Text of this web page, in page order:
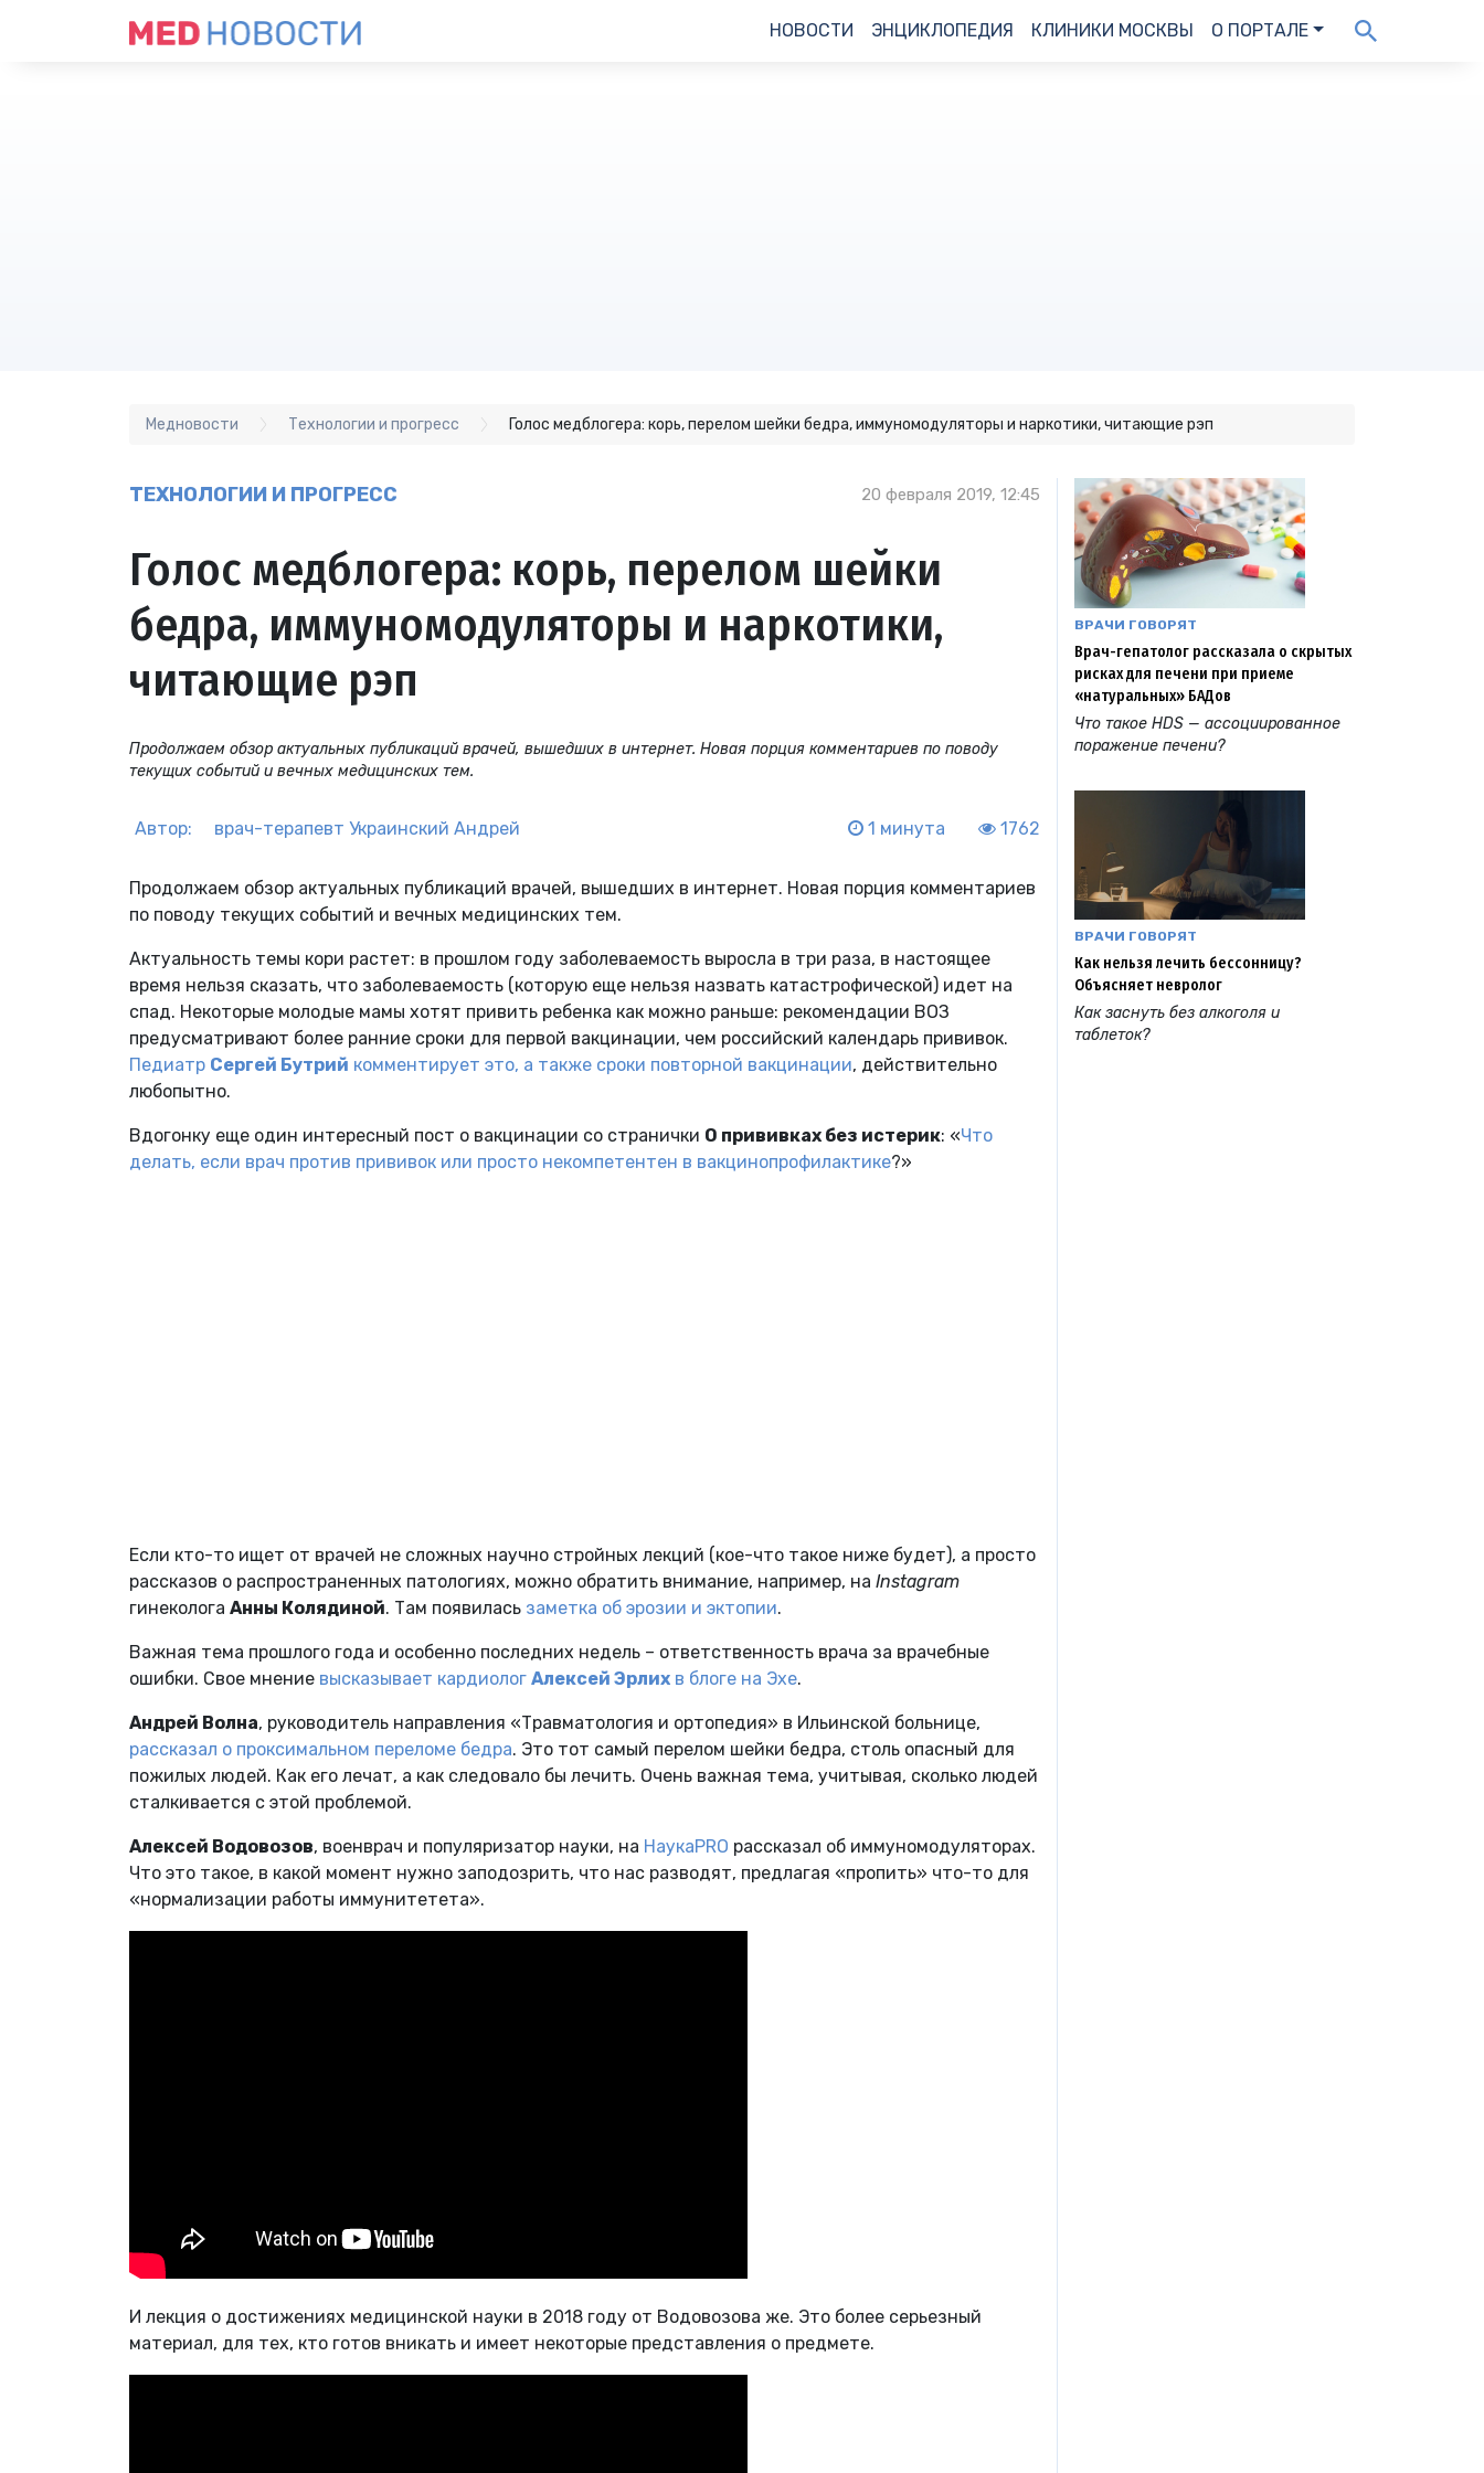
НОВОСТИ ЭНЦИКЛОПЕДИЯ КЛИНИКИ МОСКВЫ О ПОРТАЛЕ
Медновости Технологии и прогресс Голос медблогера: корь, перелом шейки бедра, иммуномодуляторы и наркотики, читающие рэп
ТЕХНОЛОГИИ И ПРОГРЕСС 20 февраля 2019, 12:45
Голос медблогера: корь, перелом шейки
бедра, иммуномодуляторы и наркотики,
читающие рэп
Продолжаем обзор актуальных публикаций врачей, вышедших в интернет. Новая порция комментариев по поводу
текущих событий и вечных медицинских тем.
Автор: врач-терапевт Украинский Андрей 1 минута 1762
Продолжаем обзор актуальных публикаций врачей, вышедших в интернет. Новая порция комментариев
по поводу текущих событий и вечных медицинских тем.
Актуальность темы кори растет: в прошлом году заболеваемость выросла в три раза, в настоящее
время нельзя сказать, что заболеваемость (которую еще нельзя назвать катастрофической) идет на
спад. Некоторые молодые мамы хотят привить ребенка как можно раньше: рекомендации ВОЗ
предусматривают более ранние сроки для первой вакцинации, чем российский календарь прививок.
Педиатр Сергей Бутрий комментирует это, а также сроки повторной вакцинации, действительно
любопытно.
Вдогонку еще один интересный пост о вакцинации со странички О прививках без истерик: «Что
делать, если врач против прививок или просто некомпетентен в вакцинопрофилактике?»
Если кто-то ищет от врачей не сложных научно стройных лекций (кое-что такое ниже будет), а просто
рассказов о распространенных патологиях, можно обратить внимание, например, на Instagram
гинеколога Анны Колядиной. Там появилась заметка об эрозии и эктопии.
Важная тема прошлого года и особенно последних недель – ответственность врача за врачебные
ошибки. Свое мнение высказывает кардиолог Алексей Эрлих в блоге на Эхе.
Андрей Волна, руководитель направления «Травматология и ортопедия» в Ильинской больнице,
рассказал о проксимальном переломе бедра. Это тот самый перелом шейки бедра, столь опасный для
пожилых людей. Как его лечат, а как следовало бы лечить. Очень важная тема, учитывая, сколько людей
сталкивается с этой проблемой.
Алексей Водовозов, военврач и популяризатор науки, на НаукаPRO рассказал об иммуномодуляторах.
Что это такое, в какой момент нужно заподозрить, что нас разводят, предлагая «пропить» что-то для
«нормализации работы иммунитетета».
И лекция о достижениях медицинской науки в 2018 году от Водовозова же. Это более серьезный
материал, для тех, кто готов вникать и имеет некоторые представления о предмете.
ВРАЧИ ГОВОРЯТ
Врач-гепатолог рассказала о скрытых
рисках для печени при приеме
«натуральных» БАДов
Что такое HDS — ассоциированное
поражение печени?
ВРАЧИ ГОВОРЯТ
Как нельзя лечить бессонницу?
Объясняет невролог
Как заснуть без алкоголя и
таблеток?